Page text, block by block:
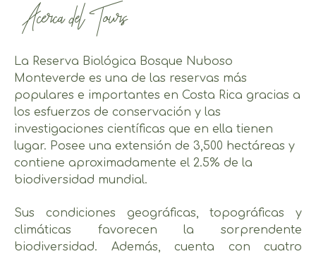
Acerca del Tours
La Reserva Biológica Bosque Nuboso
Monteverde es una de las reservas más
populares e importantes en Costa Rica gracias a
los esfuerzos de conservación y las
investigaciones científicas que en ella tienen
lugar. Posee una extensión de 3,500 hectáreas y
contiene aproximadamente el 2.5% de la
biodiversidad mundial.
Sus condiciones geográficas, topográficas y
climáticas favorecen la sorprendente
biodiversidad. Además, cuenta con cuatro